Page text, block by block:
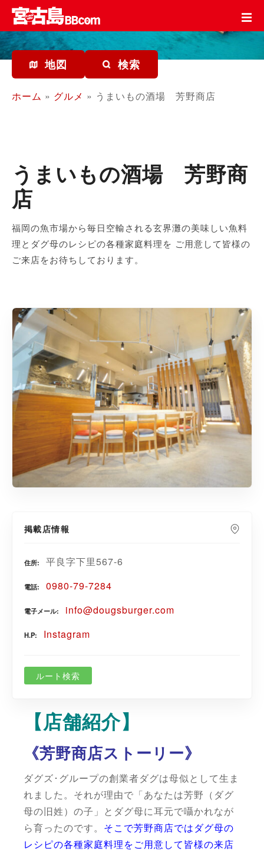
テ
ン
ツ
地図 検索
ホーム » グルメ » うまいもの酒場 芳野商店
うまいもの酒場 芳野商
店
福岡の魚市場から毎日空輸される玄界灘の美味しい魚料
理とダグ母のレシピの各種家庭料理を ご用意して皆様の
ご来店をお待ちしております。
掲載店情報
住所 平良字下里567-6
電話 0980-79-7284
電子メール info@dougsburger.com
H.P Instagram
ルート検索
【店舗紹介】
《芳野商店ストーリー》
ダグズ･グループの創業者ダグは母似として生ま
れました。それが理由で「あなたは芳野（ダグ
母の旧姓）の子」とダグ母に耳元で囁かれなが
ら育ったのです。 そこで芳野商店ではダグ母の
レシピの各種家庭料理をご用意して皆様の来店